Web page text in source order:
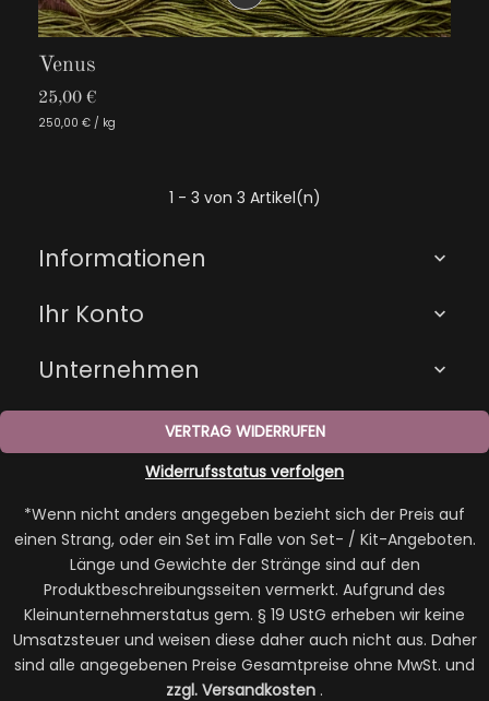
Venus
25,00 €
250,00 € / kg
1 - 3 von 3 Artikel(n)
Informationen 
Ihr Konto 
Unternehmen 
VERTRAG WIDERRUFEN
Widerrufsstatus verfolgen
*Wenn nicht anders angegeben bezieht sich der Preis auf
einen Strang, oder ein Set im Falle von Set- / Kit-Angeboten.
Länge und Gewichte der Stränge sind auf den
Produktbeschreibungsseiten vermerkt. Aufgrund des
Kleinunternehmerstatus gem. § 19 UStG erheben wir keine
Umsatzsteuer und weisen diese daher auch nicht aus. Daher
sind alle angegebenen Preise Gesamtpreise ohne MwSt. und
zzgl. Versandkosten .